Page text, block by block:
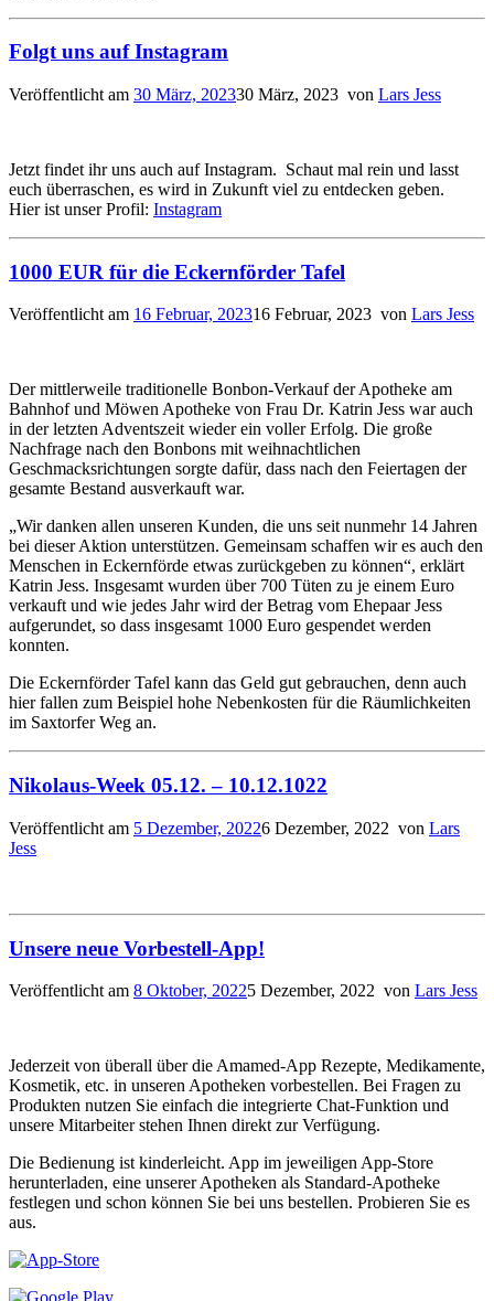
Folgt uns auf Instagram
Veröffentlicht am 30 März, 202330 März, 2023 von Lars Jess
Jetzt findet ihr uns auch auf Instagram. Schaut mal rein und lasst
euch überraschen, es wird in Zukunft viel zu entdecken geben.
Hier ist unser Profil: Instagram
1000 EUR für die Eckernförder Tafel
Veröffentlicht am 16 Februar, 202316 Februar, 2023 von Lars Jess
Der mittlerweile traditionelle Bonbon-Verkauf der Apotheke am
Bahnhof und Möwen Apotheke von Frau Dr. Katrin Jess war auch
in der letzten Adventszeit wieder ein voller Erfolg. Die große
Nachfrage nach den Bonbons mit weihnachtlichen
Geschmacksrichtungen sorgte dafür, dass nach den Feiertagen der
gesamte Bestand ausverkauft war.
„Wir danken allen unseren Kunden, die uns seit nunmehr 14 Jahren
bei dieser Aktion unterstützen. Gemeinsam schaffen wir es auch den
Menschen in Eckernförde etwas zurückgeben zu können“, erklärt
Katrin Jess. Insgesamt wurden über 700 Tüten zu je einem Euro
verkauft und wie jedes Jahr wird der Betrag vom Ehepaar Jess
aufgerundet, so dass insgesamt 1000 Euro gespendet werden
konnten.
Die Eckernförder Tafel kann das Geld gut gebrauchen, denn auch
hier fallen zum Beispiel hohe Nebenkosten für die Räumlichkeiten
im Saxtorfer Weg an.
Nikolaus-Week 05.12. – 10.12.1022
Veröffentlicht am 5 Dezember, 20226 Dezember, 2022 von Lars
Jess
Unsere neue Vorbestell-App!
Veröffentlicht am 8 Oktober, 20225 Dezember, 2022 von Lars Jess
Jederzeit von überall über die Amamed-App Rezepte, Medikamente,
Kosmetik, etc. in unseren Apotheken vorbestellen. Bei Fragen zu
Produkten nutzen Sie einfach die integrierte Chat-Funktion und
unsere Mitarbeiter stehen Ihnen direkt zur Verfügung.
Die Bedienung ist kinderleicht. App im jeweiligen App-Store
herunterladen, eine unserer Apotheken als Standard-Apotheke
festlegen und schon können Sie bei uns bestellen. Probieren Sie es
aus.